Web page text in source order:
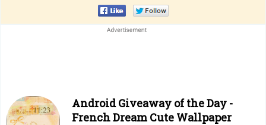
Android Giveaway of the Day -
French Dream Cute Wallpaper